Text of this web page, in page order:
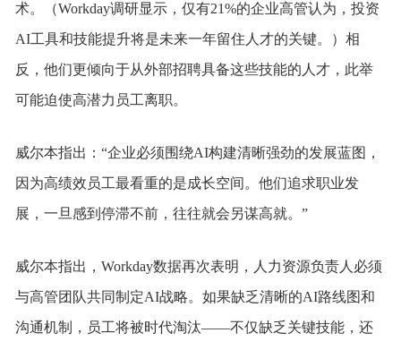
术。（Workday调研显示，仅有21%的企业高管认为，投资
AI工具和技能提升将是未来一年留住人才的关键。）相
反，他们更倾向于从外部招聘具备这些技能的人才，此举
可能迫使高潜力员工离职。
威尔本指出：“企业必须围绕AI构建清晰强劲的发展蓝图，
因为高绩效员工最看重的是成长空间。他们追求职业发
展，一旦感到停滞不前，往往就会另谋高就。”
威尔本指出，Workday数据再次表明，人力资源负责人必须
与高管团队共同制定AI战略。如果缺乏清晰的AI路线图和
沟通机制，员工将被时代淘汰——不仅缺乏关键技能，还